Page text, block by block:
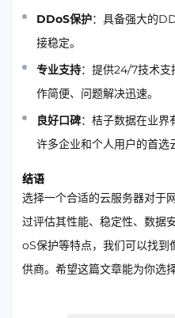
DDoS保护：具备强大的
接稳定。
专业支持：提供24/7技术支
作简便、问题解决迅速。
良好口碑：桔子数据在业界
许多企业和个人用户的首选
结语
选择一个合适的云服务器对于
过评估其性能、稳定性、数据
oS保护等特点，我们可以找到
供商。希望这篇文章能为你选